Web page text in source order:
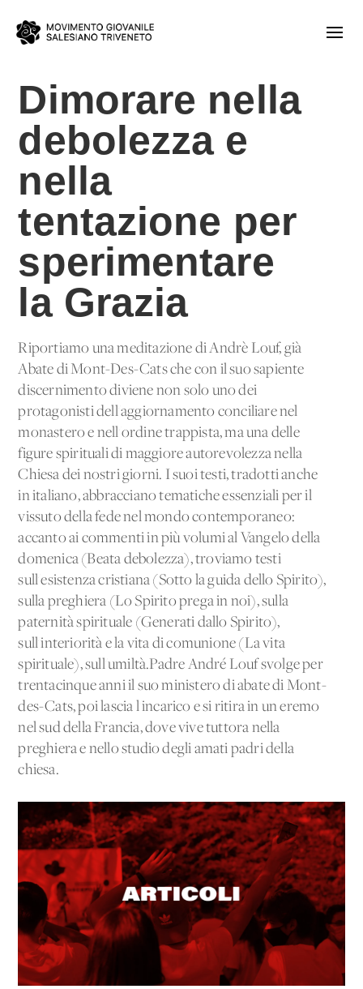
Dimorare nella
debolezza e
nella
tentazione per
sperimentare
la Grazia
Riportiamo una meditazione di Andrè Louf, già
Abate di Mont-Des-Cats che con il suo sapiente
discernimento diviene non solo uno dei
protagonisti dell'aggiornamento conciliare nel
monastero e nell'ordine trappista, ma una delle
figure spirituali di maggiore autorevolezza nella
Chiesa dei nostri giorni. I suoi testi, tradotti anche
in italiano, abbracciano tematiche essenziali per il
vissuto della fede nel mondo contemporaneo:
accanto ai commenti in più volumi al Vangelo della
domenica (Beata debolezza), troviamo testi
sull'esistenza cristiana (Sotto la guida dello Spirito),
sulla preghiera (Lo Spirito prega in noi), sulla
paternità spirituale (Generati dallo Spirito),
sull'interiorità e la vita di comunione (La vita
spirituale), sull'umiltà.Padre André Louf svolge per
trentacinque anni il suo ministero di abate di Mont-
des-Cats, poi lascia l'incarico e si ritira in un eremo
nel sud della Francia, dove vive tuttora nella
preghiera e nello studio degli amati padri della
chiesa.